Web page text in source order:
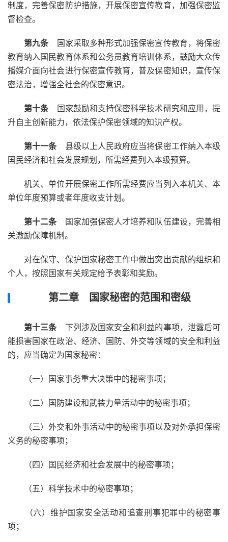
制度，完善保密防护措施，开展保密宣传教育，加强保密监
督检查。
第九条国家采取多种形式加强保密宣传教育，将保密
教育纳入国民教育体系和公务员教育培训体系，鼓励大众传
播媒介面向社会进行保密宣传教育，普及保密知识，宣传保
密法治，增强全社会的保密意识。
第十条国家鼓励和支持保密科学技术研究和应用，提
升自主创新能力，依法保护保密领域的知识产权。
第十一条县级以上人民政府应当将保密工作纳入本级
国民经济和社会发展规划，所需经费列入本级预算。
机关、单位开展保密工作所需经费应当列入本机关、本
单位年度预算或者年度收支计划。
第十二条国家加强保密人才培养和队伍建设，完善相
关激励保障机制。
对在保守、保护国家秘密工作中做出突出贡献的组织和
个人，按照国家有关规定给予表彰和奖励。
第二章 国家秘密的范围和密级
第十三条下列涉及国家安全和利益的事项，泄露后可
能损害国家在政治、经济、国防、外交等领域的安全和利益
的，应当确定为国家秘密：
（一）国家事务重大决策中的秘密事项；
（二）国防建设和武装力量活动中的秘密事项；
（三）外交和外事活动中的秘密事项以及对外承担保密
义务的秘密事项；
（四）国民经济和社会发展中的秘密事项；
（五）科学技术中的秘密事项；
（六）维护国家安全活动和追查刑事犯罪中的秘密事
项；